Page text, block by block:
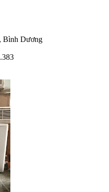
Bình Dương